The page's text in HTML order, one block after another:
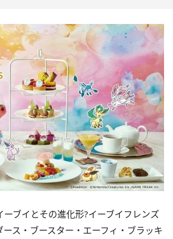
ブイとその進化形?イーブイフレンズ
ース・ブースター・エーフィ・ブラッキ